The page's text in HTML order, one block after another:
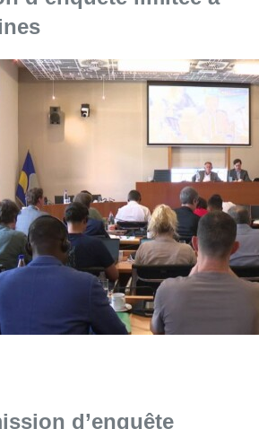
l'article "Foyer anderlechtois :
d’enquête
sur l’affaire du Foyer
? Suivez le direct